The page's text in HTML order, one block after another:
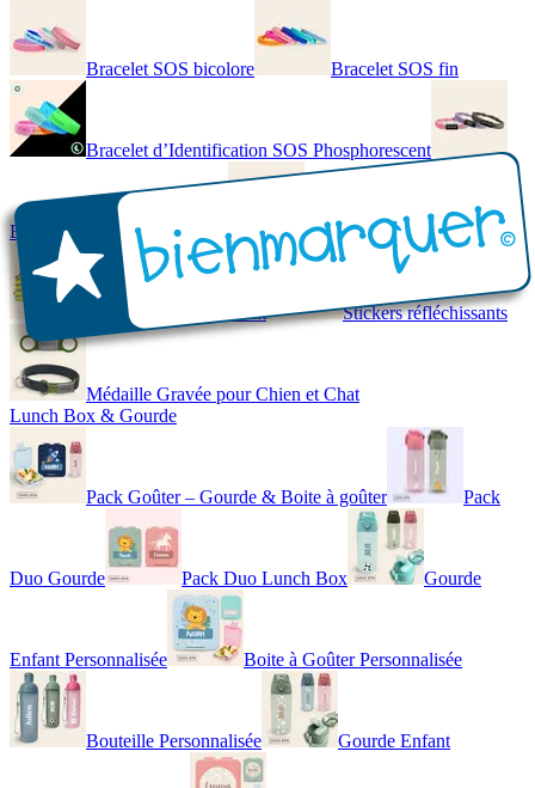
Bracelet SOS bicolore Bracelet SOS fin
Bracelet d’Identification SOS Phosphorescent
Bracelet personnalisé élégant Bracelet Personnalisé en cuir
Gilet de Sécurité Enfant Stickers réfléchissants
Médaille Gravée pour Chien et Chat
Lunch Box & Gourde
Pack Goûter – Gourde & Boite à goûter Pack
Duo Gourde Pack Duo Lunch Box Gourde
Enfant Personnalisée Boite à Goûter Personnalisée
Bouteille Personnalisée Gourde Enfant